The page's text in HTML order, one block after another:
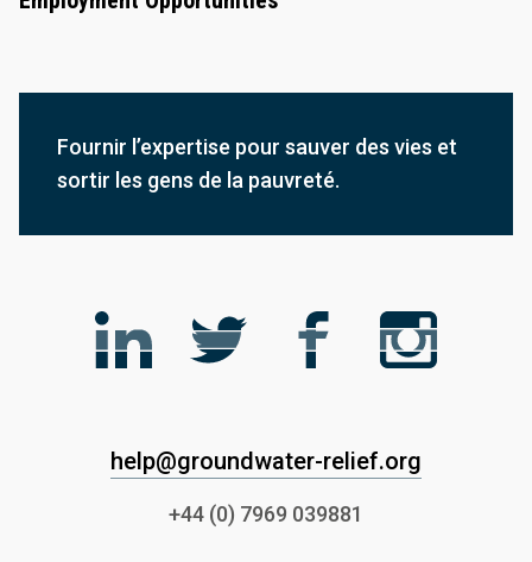
Fournir l’expertise pour sauver des vies et
sortir les gens de la pauvreté.
help@groundwater-relief.org
+44 (0) 7969 039881